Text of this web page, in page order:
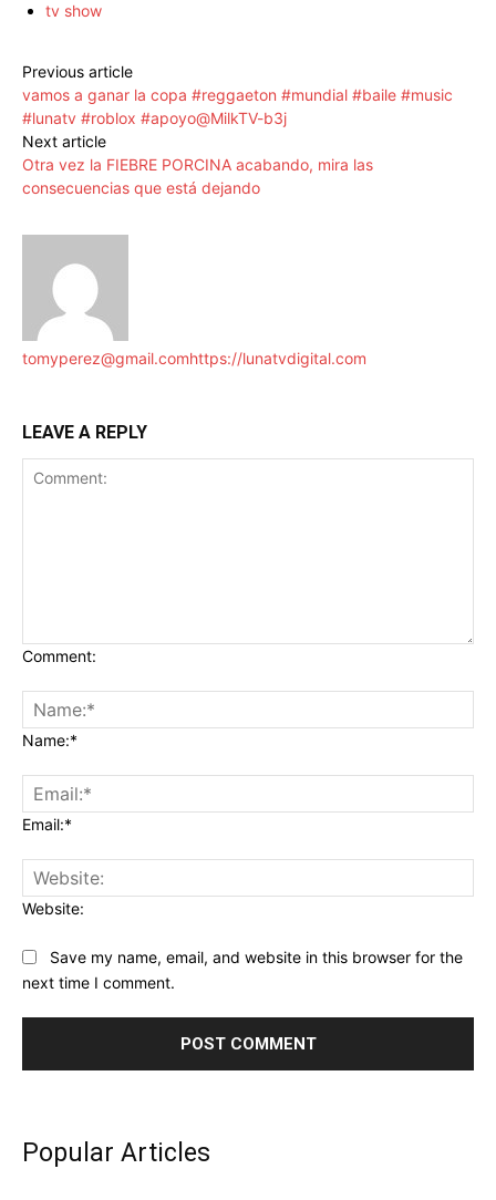
tv show
Previous article
vamos a ganar la copa #reggaeton #mundial #baile #music
#lunatv #roblox #apoyo@MilkTV-b3j
Next article
Otra vez la FIEBRE PORCINA acabando, mira las
consecuencias que está dejando
tomyperez@gmail.comhttps://lunatvdigital.com
LEAVE A REPLY
Comment:
Name:*
Email:*
Website:
Save my name, email, and website in this browser for the
next time I comment.
Popular Articles